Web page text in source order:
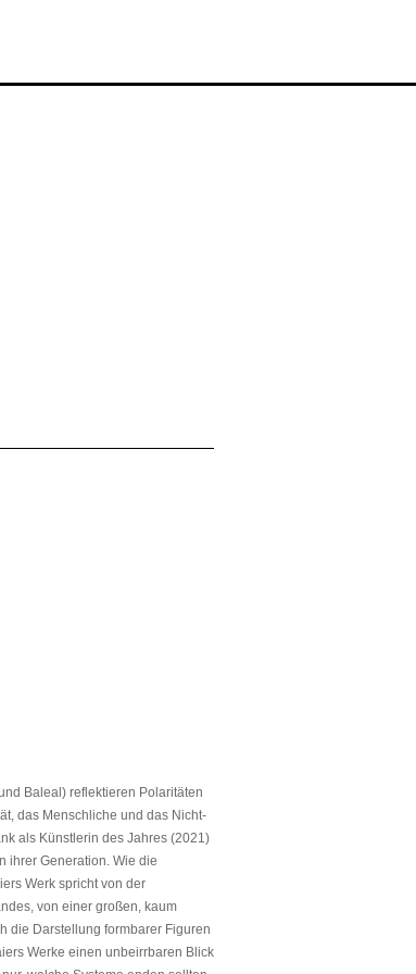
Baleal) reflektieren Polaritäten
das Menschliche und das Nicht-
als Künstlerin des Jahres (2021)
ihrer Generation. Wie die
Werk spricht von der
von einer großen, kaum
die Darstellung formbarer Figuren
Werke einen unbeirrbaren Blick